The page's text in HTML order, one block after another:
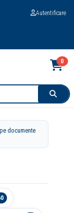
Autentificare
0
documente